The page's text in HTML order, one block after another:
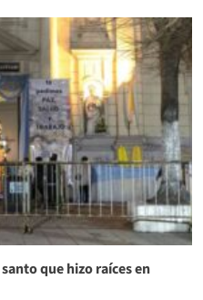
que hizo raíces en